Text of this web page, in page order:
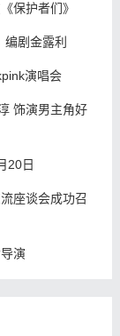
保护者们》
剧金露利
演唱会
饰演男主角好
20日
座谈会成功召
演